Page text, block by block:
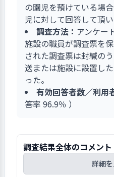
重な経験となっている。
の園児を預けている場
児に対して回答して頂
調査方法： アンケー
施設の職員が調査票を
された調査票は封緘の
送または施設に設置し
った。
有効回答者数／利用
答率 96.9％ ）
調査結果全体のコメント
詳細